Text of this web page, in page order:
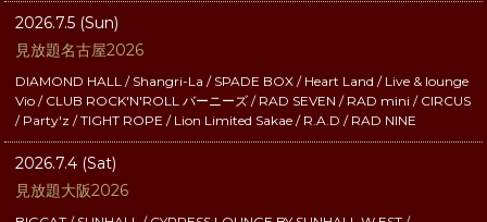
2026.7.5 (Sun)
見放題名古屋2026
DIAMOND HALL / Shangri-La / SPADE BOX / Heart Land / Live & lounge
Vio / CLUB ROCK'N'ROLL バーニーズ / RAD SEVEN / RAD mini / CIRCUS
/ Party'z / TIGHT ROPE / Lion Limited Sakae / R.A.D / RAD NINE
2026.7.4 (Sat)
見放題大阪2026